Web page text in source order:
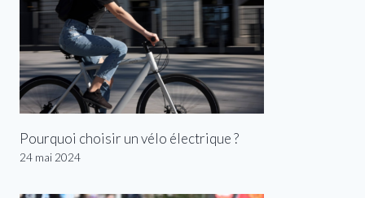
Pourquoi choisir un vélo électrique ?
24 mai 2024